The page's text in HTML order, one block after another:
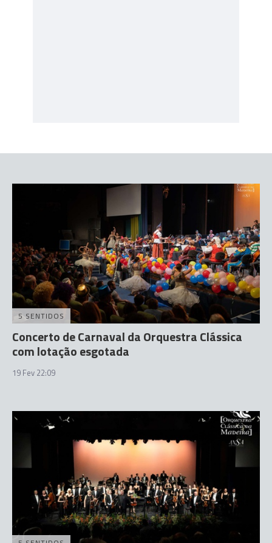
5 SENTIDOS
Concerto de Carnaval da Orquestra Clássica
com lotação esgotada
19 Fev 22:09